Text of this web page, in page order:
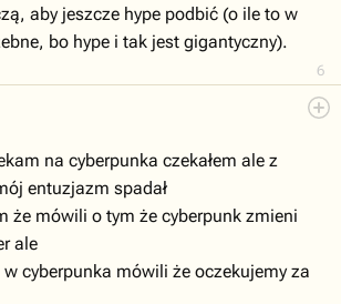
6
aby jeszcze hype podbić (o ile to w
bo hype i tak jest gigantyczny).
na cyberpunka czekałem ale z
entuzjazm spadał
że mówili o tym że cyberpunk zmieni
ale
cyberpunka mówili że oczekujemy za